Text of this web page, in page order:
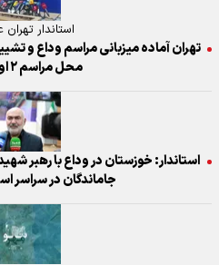
استاندار
تهران آماده میزبانی مراسم وداع و
محل مراسم ۲ اولویت مهم
استاندار: خوزستان در وداع با رهبر
جاماندگان در سراسر